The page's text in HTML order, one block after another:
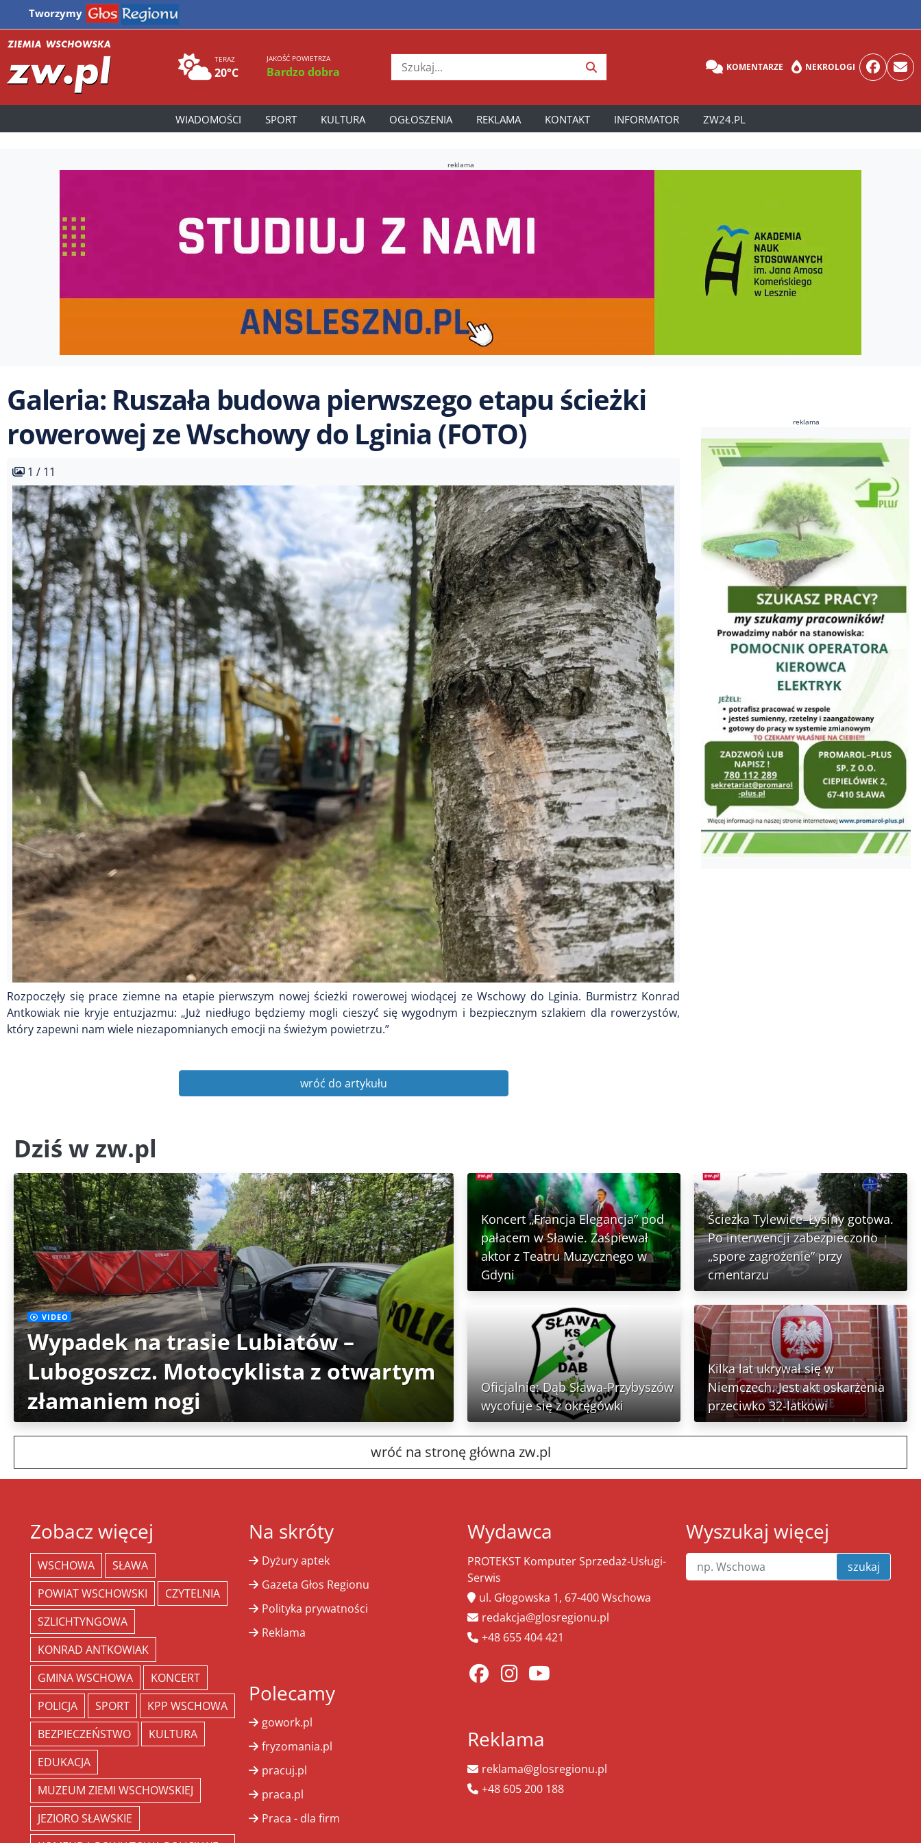
Tworzymy
TERAZ
20°C
JAKOŚĆ POWIETRZA
Bardzo dobra KOMENTARZE NEKROLOGI
WIADOMOŚCI SPORT KULTURA OGŁOSZENIA REKLAMA KONTAKT INFORMATOR ZW24.PL
reklama
Galeria: Ruszała budowa pierwszego etapu ścieżki
rowerowej ze Wschowy do Lginia (FOTO)
1 / 11
Rozpoczęły się prace ziemne na etapie pierwszym nowej ścieżki rowerowej wiodącej ze Wschowy do Lginia. Burmistrz Konrad
Antkowiak nie kryje entuzjazmu: „Już niedługo będziemy mogli cieszyć się wygodnym i bezpiecznym szlakiem dla rowerzystów,
który zapewni nam wiele niezapomnianych emocji na świeżym powietrzu.”
wróć do artykułu
reklama
Dziś w zw.pl
VIDEO
Wypadek na trasie Lubiatów –
Lubogoszcz. Motocyklista z otwartym
złamaniem nogi
Koncert „Francja Elegancja” pod
pałacem w Sławie. Zaśpiewał
aktor z Teatru Muzycznego w
Gdyni
Ścieżka Tylewice–Łysiny gotowa.
Po interwencji zabezpieczono
„spore zagrożenie” przy
cmentarzu
Oficjalnie: Dąb Sława-Przybyszów
wycofuje się z okręgówki
Kilka lat ukrywał się w
Niemczech. Jest akt oskarżenia
przeciwko 32-latkowi
wróć na stronę główna zw.pl
Zobacz więcej
WSCHOWA
SŁAWA
POWIAT WSCHOWSKI
CZYTELNIA
SZLICHTYNGOWA
KONRAD ANTKOWIAK
GMINA WSCHOWA
KONCERT
POLICJA
SPORT
KPP WSCHOWA
BEZPIECZEŃSTWO
KULTURA
EDUKACJA
MUZEUM ZIEMI WSCHOWSKIEJ
JEZIORO SŁAWSKIE
Na skróty
Dyżury aptek
Gazeta Głos Regionu
Polityka prywatności
Reklama
Polecamy
gowork.pl
fryzomania.pl
pracuj.pl
praca.pl
Praca - dla firm
Wydawca
PROTEKST Komputer Sprzedaż-Usługi-
Serwis
ul. Głogowska 1, 67-400 Wschowa
redakcja@glosregionu.pl
+48 655 404 421
Reklama
reklama@glosregionu.pl
+48 605 200 188
Wyszukaj więcej
szukaj